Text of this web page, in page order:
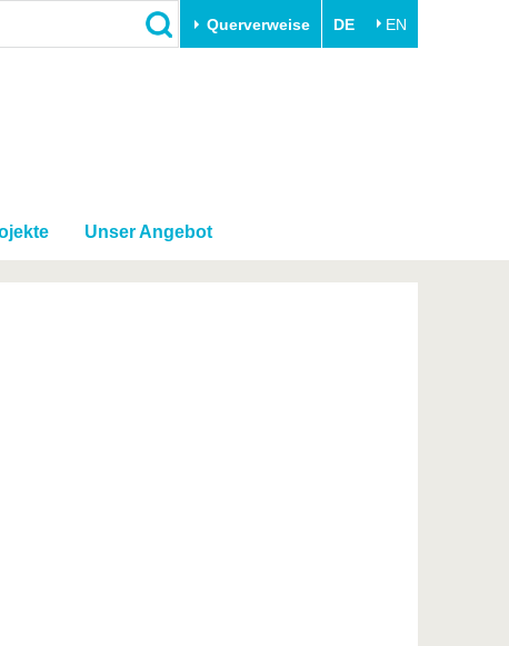
Querverweise DE EN
Forschungskooperationen
Gründen an der BTU
Unser Angebot